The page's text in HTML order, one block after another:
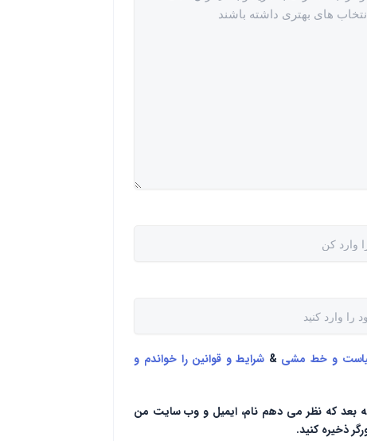
و خط مشی &شرایط و قوانین را خواندم و
بعد که نظر می دهم نام، ایمیل و وب سایت من
ذخیره کنید.